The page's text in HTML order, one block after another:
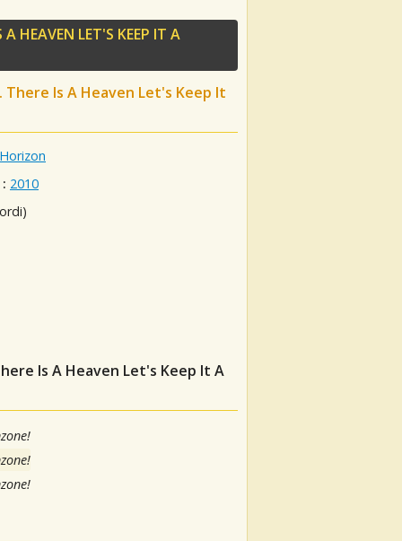
A HEAVEN LET'S KEEP IT A
Is A Heaven Let's Keep It
2010
Is A Heaven Let's Keep It A